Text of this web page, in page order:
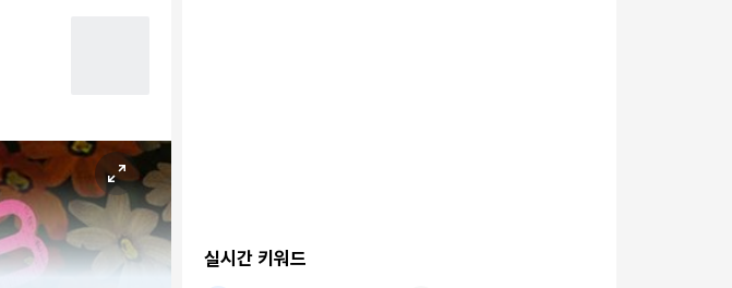
실시간 키워드